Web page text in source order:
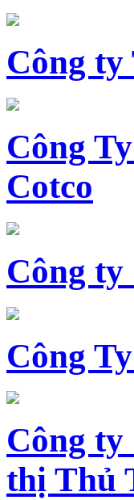
Công
Công
Cotco
Công
Công
Công ty
thị Thủ